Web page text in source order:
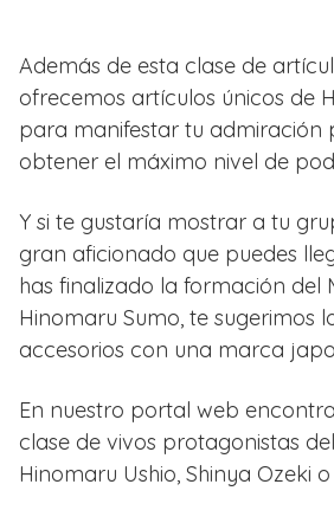
Además de esta clase de
ofrecemos artículos únicos de
para manifestar tu admiración
obtener el máximo nivel de
Y si te gustaría mostrar a tu
gran aficionado que puedes
has finalizado la formación del
Hinomaru Sumo, te sugerimos
accesorios con una marca
En nuestro portal web
clase de vivos protagonistas
Hinomaru Ushio, Shinya Ozeki